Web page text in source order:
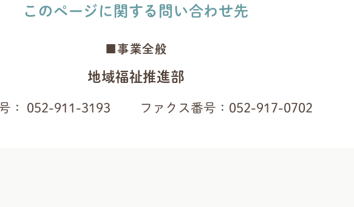
このページに関する 問い合わせ先
■事業全般
地域福祉推進部
： 052-911-3193 ファクス番号： 052-917-0702